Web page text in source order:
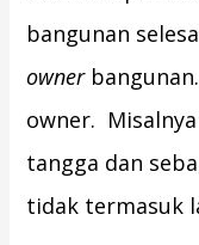
bangunan
owner
owner.
tangga dan
tidak termasuk